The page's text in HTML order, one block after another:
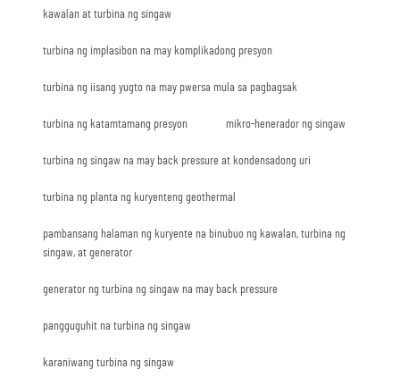
kawalan at turbina ng singaw
turbina ng implasibon na may komplikadong presyon
turbina ng iisang yugto na may pwersa mula sa pagbagsak
turbina ng katamtamang presyon mikro-henerador ng singaw
turbina ng singaw na may back pressure at kondensadong uri
turbina ng planta ng kuryenteng geothermal
pambansang halaman ng kuryente na binubuo ng kawalan, turbina ng
singaw, at generator
generator ng turbina ng singaw na may back pressure
pangguguhit na turbina ng singaw
karaniwang turbina ng singaw